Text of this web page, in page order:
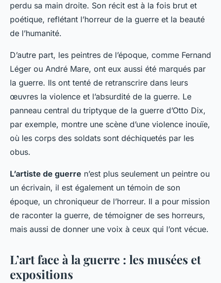
perdu sa main droite. Son récit est à la fois brut et
poétique, reflétant l’horreur de la guerre et la beauté
de l’humanité.
D’autre part, les peintres de l’époque, comme Fernand
Léger ou André Mare, ont eux aussi été marqués par
la guerre. Ils ont tenté de retranscrire dans leurs
œuvres la violence et l’absurdité de la guerre. Le
panneau central du triptyque de la guerre d’Otto Dix,
par exemple, montre une scène d’une violence inouïe,
où les corps des soldats sont déchiquetés par les
obus.
L’artiste de guerre n’est plus seulement un peintre ou
un écrivain, il est également un témoin de son
époque, un chroniqueur de l’horreur. Il a pour mission
de raconter la guerre, de témoigner de ses horreurs,
mais aussi de donner une voix à ceux qui l’ont vécue.
L’art face à la guerre : les musées et
expositions